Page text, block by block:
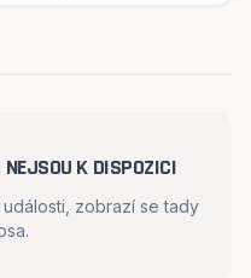
K DISPOZICI
zobrazí se tady